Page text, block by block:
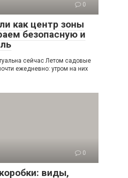
0
как центр зоны
безопасную и
сейчас Летом садовые
ежедневно: утром на них
0
виды,